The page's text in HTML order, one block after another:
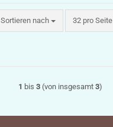
Sortieren nach
Sortieren nach 32 pro Seite
pro Seite
1 bis 3 (von insgesamt 3)